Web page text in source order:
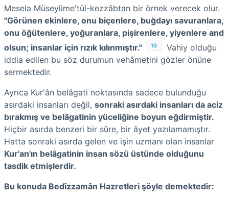
Mesela Müseylime'tül-kezzâbtan bir örnek verecek olur.
"Görünen ekinlere, onu biçenlere, buğdayı savuranlara,
onu öğütenlere, yoğuranlara, pişirenlere, yiyenlere and
olsun; insanlar için rızık kılınmıştır."
10
Vahiy olduğu
iddia edilen bu söz durumun vehâmetini gözler önüne
sermektedir.
Ayrıca Kur'ân belâgati noktasında sadece bulunduğu
asırdaki insanları değil, sonraki asırdaki insanları da aciz
bırakmış ve belâgatinin yüceliğine boyun eğdirmiştir.
Hiçbir asırda benzeri bir sûre, bir âyet yazılamamıştır.
Hatta sonraki asırda gelen ve işin uzmanı olan insanlar
Kur'an'ın belâgatinin insan sözü üstünde olduğunu
tasdik etmişlerdir.
Bu konuda Bedîzzamân Hazretleri şöyle demektedir: